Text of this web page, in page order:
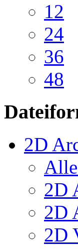
12
24
36
48
2D
2D
2D
2D